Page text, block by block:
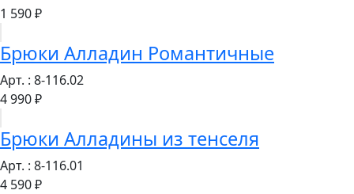
1 590 ₽
Брюки Алладин Романтичные
Арт. : 8-116.02
4 990 ₽
Брюки Алладины из тенселя
Арт. : 8-116.01
4 590 ₽